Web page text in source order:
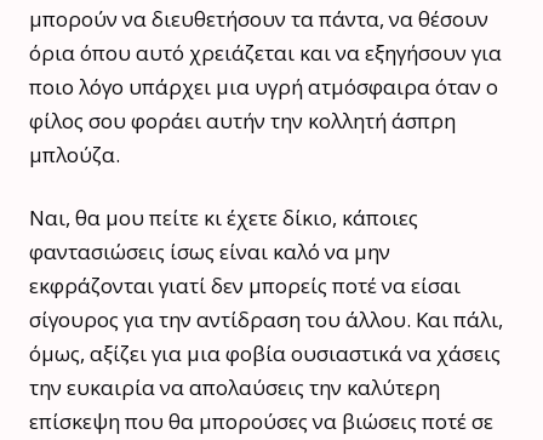
μπορούν να διευθετήσουν τα πάντα, να θέσουν
όρια όπου αυτό χρειάζεται και να εξηγήσουν για
ποιο λόγο υπάρχει μια υγρή ατμόσφαιρα όταν ο
φίλος σου φοράει αυτήν την κολλητή άσπρη
μπλούζα.
Nαι‎, θα μου πείτε κι έχετε δίκιο, κάποιες
φαντασιώσεις ίσως είναι καλό να μην
εκφράζονται γιατί δεν μπορείς ποτέ να είσαι
σίγουρος για την αντίδραση του άλλου. Και πάλι,
όμως, αξίζει για μια φοβία ουσιαστικά να χάσεις
την ευκαιρία να απολαύσεις την καλύτερη
επίσκεψη που θα μπορούσες να βιώσεις ποτέ σε